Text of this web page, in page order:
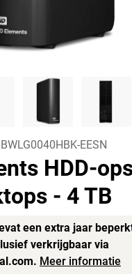
EESN
HDD-
- 4 TB
een extra jaar
verkrijgbaar via
Meer informatie